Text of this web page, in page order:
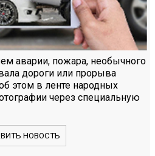
аварии, пожара, необычного
дороги или прорыва
этом в ленте народных
через специальную
НОВОСТЬ